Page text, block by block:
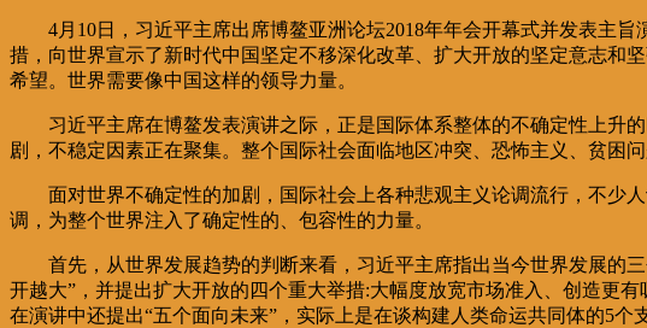
4月10日，习近平主席出席博鳌亚洲论坛2018年年会开幕式并发表主
措，向世界宣示了新时代中国坚定不移深化改革、扩大开放的坚定意志和
希望。世界需要像中国这样的领导力量。
习近平主席在博鳌发表演讲之际，正是国际体系整体的不确定性上升
剧，不稳定因素正在聚集。整个国际社会面临地区冲突、恐怖主义、贫困
面对世界不确定性的加剧，国际社会上各种悲观主义论调流行，不少
调，为整个世界注入了确定性的、包容性的力量。
首先，从世界发展趋势的判断来看，习近平主席指出当今世界发展的
开越大”，并提出扩大开放的四个重大举措:大幅度放宽市场准入、创造更
在演讲中还提出“五个面向未来”，实际上是在谈构建人类命运共同体的5